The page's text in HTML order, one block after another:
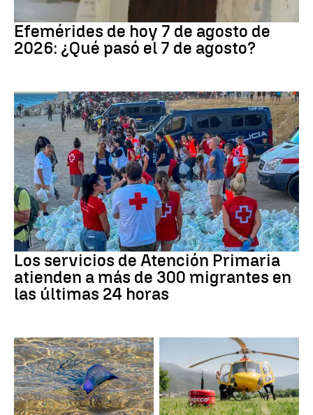
Efemérides de hoy 7 de agosto de
2026: ¿Qué pasó el 7 de agosto?
Crisis migratoria
Los servicios de Atención Primaria
atienden a más de 300 migrantes en
las últimas 24 horas
PAÍS VASCO Cataluña